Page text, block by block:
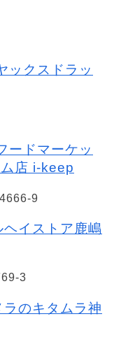
ックスドラッ
ードマーケッ
店 i-keep
9
イストア鹿嶋
3
のキタムラ神